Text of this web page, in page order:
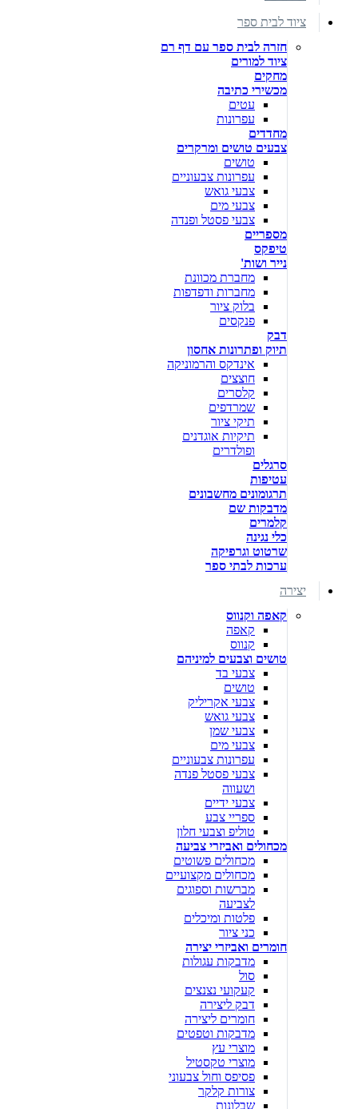
ציוד לבית ספר
חזרה לבית ספר עם דף רם
ציוד למורים
מחקים
מכשירי כתיבה
עטים
עפרונות
מחדדים
צבעים טושים ומרקרים
טושים
עפרונות צבעוניים
צבעי גואש
צבעי מים
צבעי פסטל ופנדה
מספריים
טיפקס
נייר ושות'
מחברת מכוונת
מחברות ודפדפות
בלוק ציור
פנקסים
דבק
תיוק ופתרונות אחסון
אינדקס והרמוניקה
חוצצים
קלסרים
שמרדפים
תיקי ציור
תיקיות אוגדנים
ופולדרים
סרגלים
עטיפות
תרגומונים מחשבונים
מדבקות שם
קלמרים
כלי נגינה
שרטוט וגרפיקה
ערכות לבתי ספר
יצירה
קאפה וקנווס
קאפה
קנווס
טושים וצבעים למיניהם
צבעי בד
טושים
צבעי אקריליק
צבעי גואש
צבעי שמן
צבעי מים
עפרונות צבעוניים
צבעי פסטל פנדה
ושעווה
צבעי ידיים
ספריי צבע
טוליפ וצבעי חלון
מכחולים ואביזרי צביעה
מכחולים פשוטים
מכחולים מקצועיים
מברשות וספוגים
לצביעה
פלטות ומיכלים
כני ציור
חומרים ואביזרי יצירה
מדבקות עגולות
סול
קעקועי נצנצים
דבק ליצירה
חומרים ליצירה
מדבקות וטפטים
מוצרי עץ
מוצרי טקסטיל
פסיפס וחול צבעוני
צורות קלקר
שבלונות